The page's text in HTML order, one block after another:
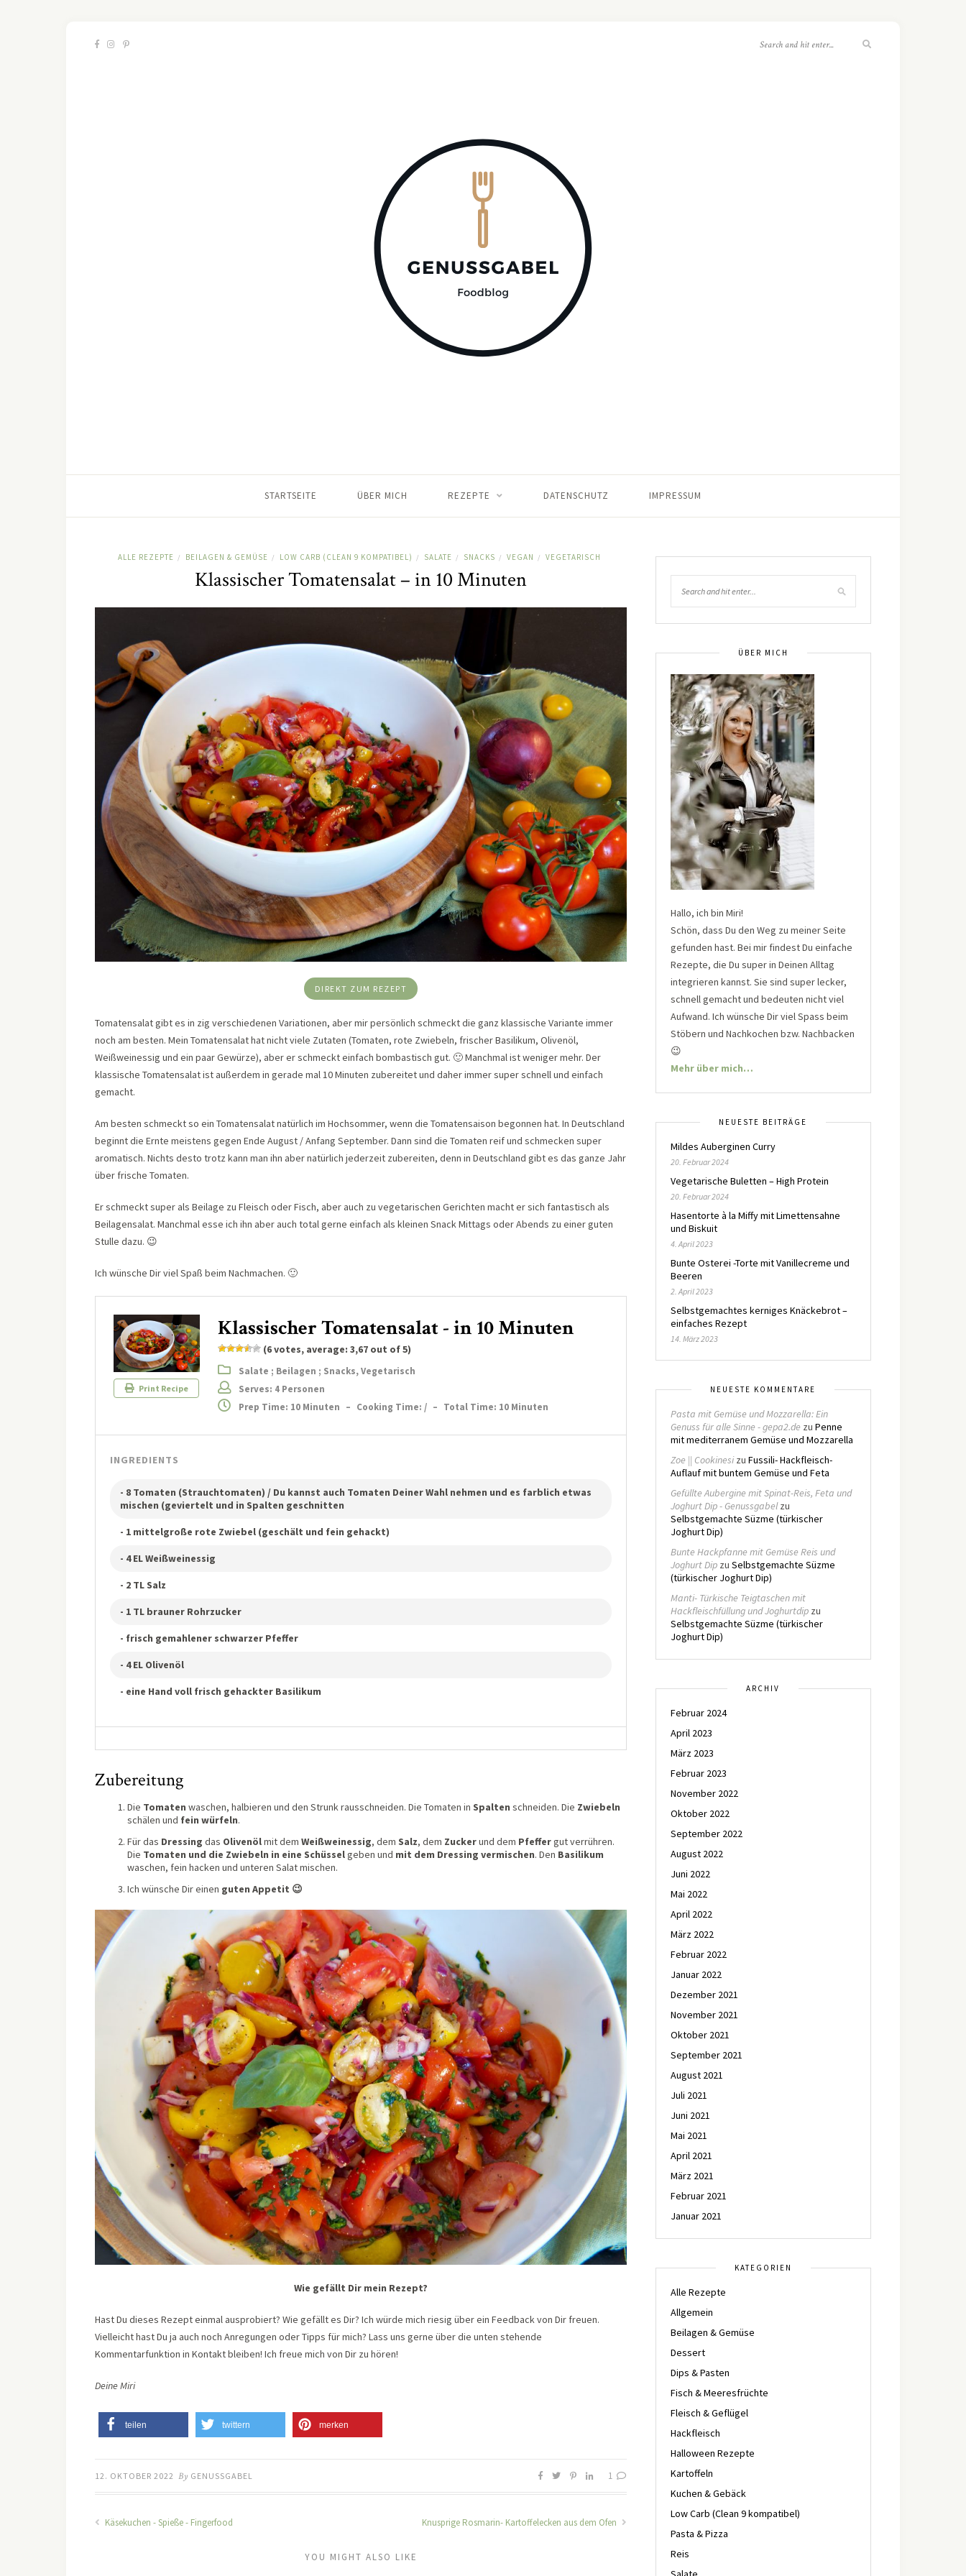
STARTSEITE ÜBER MICH REZEPTE DATENSCHUTZ IMPRESSUM
ALLE REZEPTE / BEILAGEN & GEMÜSE / LOW CARB (CLEAN 9 KOMPATIBEL) / SALATE / SNACKS / VEGAN / VEGETARISCH
Klassischer Tomatensalat – in 10 Minuten
DIREKT ZUM REZEPT
Tomatensalat gibt es in zig verschiedenen Variationen, aber mir persönlich schmeckt die ganz klassische Variante immer
noch am besten. Mein Tomatensalat hat nicht viele Zutaten (Tomaten, rote Zwiebeln, frischer Basilikum, Olivenöl,
Weißweinessig und ein paar Gewürze), aber er schmeckt einfach bombastisch gut. 🙂 Manchmal ist weniger mehr. Der
klassische Tomatensalat ist außerdem in gerade mal 10 Minuten zubereitet und daher immer super schnell und einfach
gemacht.
Am besten schmeckt so ein Tomatensalat natürlich im Hochsommer, wenn die Tomatensaison begonnen hat. In Deutschland
beginnt die Ernte meistens gegen Ende August / Anfang September. Dann sind die Tomaten reif und schmecken super
aromatisch. Nichts desto trotz kann man ihn aber natürlich jederzeit zubereiten, denn in Deutschland gibt es das ganze Jahr
über frische Tomaten.
Er schmeckt super als Beilage zu Fleisch oder Fisch, aber auch zu vegetarischen Gerichten macht er sich fantastisch als
Beilagensalat. Manchmal esse ich ihn aber auch total gerne einfach als kleinen Snack Mittags oder Abends zu einer guten
Stulle dazu. 😉
Ich wünsche Dir viel Spaß beim Nachmachen. 🙂
Print Recipe
Klassischer Tomatensalat - in 10 Minuten
(6votes, average: 3,67 out of 5)
Salate ; Beilagen ; Snacks, Vegetarisch
Serves: 4 Personen
Prep Time: 10 Minuten – Cooking Time: / – Total Time: 10 Minuten
INGREDIENTS
- 8 Tomaten (Strauchtomaten) / Du kannst auch Tomaten Deiner Wahl nehmen und es farblich etwas
mischen (geviertelt und in Spalten geschnitten
- 1 mittelgroße rote Zwiebel (geschält und fein gehackt)
- 4 EL Weißweinessig
- 2 TL Salz
- 1 TL brauner Rohrzucker
- frisch gemahlener schwarzer Pfeffer
- 4 EL Olivenöl
- eine Hand voll frisch gehackter Basilikum
Zubereitung
Die Tomaten waschen, halbieren und den Strunk rausschneiden. Die Tomaten in Spalten schneiden. Die Zwiebeln
schälen und fein würfeln.
Für das Dressing das Olivenölmit dem Weißweinessig, dem Salz, dem Zuckerund dem Pfeffergut verrühren.
Die Tomaten und die Zwiebeln in eine Schüsselgeben und mit dem Dressing vermischen. Den Basilikum
waschen, fein hacken und unteren Salat mischen.
Ich wünsche Dir einen guten Appetit 😉
Wie gefällt Dir mein Rezept?
Hast Du dieses Rezept einmal ausprobiert? Wie gefällt es Dir? Ich würde mich riesig über ein Feedback von Dir freuen.
Vielleicht hast Du ja auch noch Anregungen oder Tipps für mich? Lass uns gerne über die unten stehende
Kommentarfunktion in Kontakt bleiben! Ich freue mich von Dir zu hören!
Deine Miri
teilen twittern merken
12. OKTOBER 2022 By GENUSSGABEL 1
Käsekuchen - Spieße - Fingerfood Knusprige Rosmarin- Kartoffelecken aus dem Ofen
YOU MIGHT ALSO LIKE
ÜBER MICH
Hallo, ich bin Miri!
Schön, dass Du den Weg zu meiner Seite
gefunden hast. Bei mir findest Du einfache
Rezepte, die Du super in Deinen Alltag
integrieren kannst. Sie sind super lecker,
schnell gemacht und bedeuten nicht viel
Aufwand. Ich wünsche Dir viel Spass beim
Stöbern und Nachkochen bzw. Nachbacken
😉
Mehr über mich…
NEUESTE BEITRÄGE
Mildes Auberginen Curry
20. Februar 2024
Vegetarische Buletten – High Protein
20. Februar 2024
Hasentorte à la Miffy mit Limettensahne
und Biskuit
4. April 2023
Bunte Osterei -Torte mit Vanillecreme und
Beeren
2. April 2023
Selbstgemachtes kerniges Knäckebrot –
einfaches Rezept
14. März 2023
NEUESTE KOMMENTARE
Pasta mit Gemüse und Mozzarella: Ein
Genuss für alle Sinne - gepa2.de zu Penne
mit mediterranem Gemüse und Mozzarella
Zoe || Cookinesizu Fussili- Hackfleisch-
Auflauf mit buntem Gemüse und Feta
Gefüllte Aubergine mit Spinat-Reis, Feta und
Joghurt Dip - Genussgabelzu
Selbstgemachte Süzme (türkischer
Joghurt Dip)
Bunte Hackpfanne mit Gemüse Reis und
Joghurt Dip zu Selbstgemachte Süzme
(türkischer Joghurt Dip)
Manti- Türkische Teigtaschen mit
Hackfleischfüllung und Joghurtdip zu
Selbstgemachte Süzme (türkischer
Joghurt Dip)
ARCHIV
Februar 2024
April 2023
März 2023
Februar 2023
November 2022
Oktober 2022
September 2022
August 2022
Juni 2022
Mai 2022
April 2022
März 2022
Februar 2022
Januar 2022
Dezember 2021
November 2021
Oktober 2021
September 2021
August 2021
Juli 2021
Juni 2021
Mai 2021
April 2021
März 2021
Februar 2021
Januar 2021
KATEGORIEN
Alle Rezepte
Allgemein
Beilagen & Gemüse
Dessert
Dips & Pasten
Fisch & Meeresfrüchte
Fleisch & Geflügel
Hackfleisch
Halloween Rezepte
Kartoffeln
Kuchen & Gebäck
Low Carb (Clean 9 kompatibel)
Pasta & Pizza
Reis